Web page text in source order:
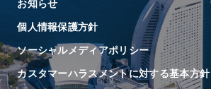
お知らせ
個人情報保護方針
ソーシャルメディアポリシー
カスタマーハラスメントに対する基本方針